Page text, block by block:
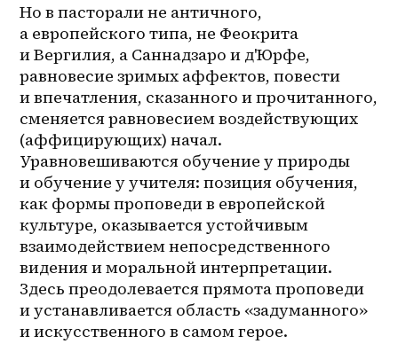
Но в пасторали не античного,
а европейского типа, не Феокрита
и Вергилия, а Саннадзаро и д'Юрфе,
равновесие зримых аффектов, повести
и впечатления, сказанного и прочитанного,
сменяется равновесием воздействующих
(аффицирующих) начал.
Уравновешиваются обучение у природы
и обучение у учителя: позиция обучения,
как формы проповеди в европейской
культуре, оказывается устойчивым
взаимодействием непосредственного
видения и моральной интерпретации.
Здесь преодолевается прямота проповеди
и устанавливается область «задуманного»
и искусственного в самом герое.